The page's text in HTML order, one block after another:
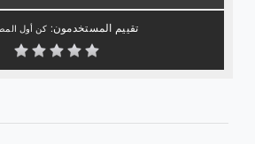
تقييم المستخدمون: كن أول